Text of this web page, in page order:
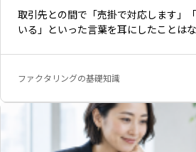
取引先との間で「売掛で対応します」
いる」といった言葉を耳にしたことは
ファクタリングの基礎知識